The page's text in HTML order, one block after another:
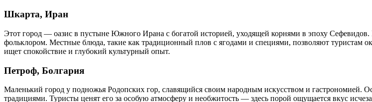
Шкарта, Иран
Этот город — оазис в пустыне Южного Ирана с богатой историей, уходящей корнями в эпоху
фольклором. Местные блюда, такие как традиционный плов с ягодами и специями, позволяют туристам
ищет спокойствие и глубокий культурный опыт.
Петроф, Болгария
Маленький город у подножья Родопских гор, славящийся своим народным искусством и гастрономией.
традициями. Туристы ценят его за особую атмосферу и необжитость — здесь порой ощущается вкус